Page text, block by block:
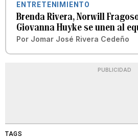
ENTRETENIMIENTO
Brenda Rivera, Norwill
Giovanna Huyke se unen al
Por Jomar José Rivera Cedeño
PUBLICIDAD
TAGS